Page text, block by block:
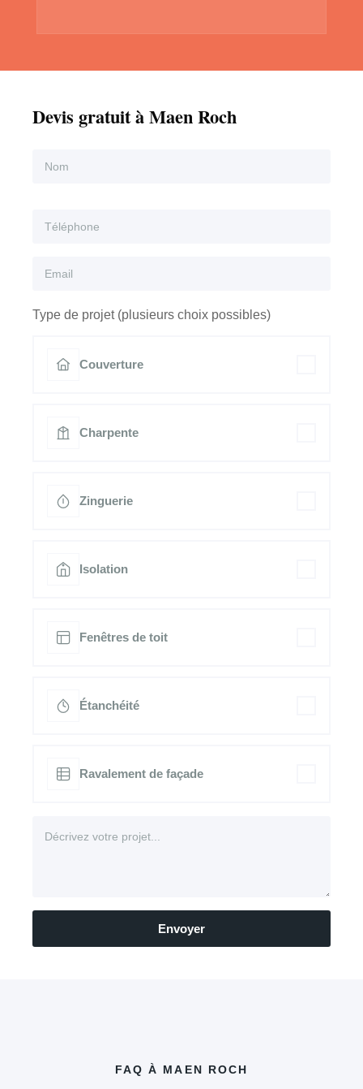
Devis gratuit à Maen Roch
Type de projet (plusieurs choix possibles)
Couverture
Charpente
Zinguerie
Isolation
Fenêtres de toit
Étanchéité
Ravalement de façade
Envoyer
FAQ À MAEN ROCH